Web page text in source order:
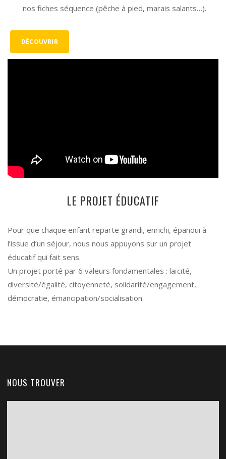
nos fiches séquence (pêche à pied, marais salants…).
DÉCOUVRIR
LE PROJET ÉDUCATIF
Pour que chaque enfant reparte grandi, enrichi, épanoui à
l’issue d’un séjour, nous nous appuyons sur un projet
éducatif qui fait sens.
Un projet porté par 6 valeurs fondamentales : laïcité,
diversité/égalité, citoyenneté, solidarité/engagement,
démocratie, émancipation/socialisation.
NOUS TROUVER